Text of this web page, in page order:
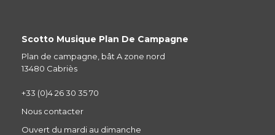
Scotto Musique Plan De Campagne
Plan de campagne, bât A zone nord
13480 Cabriès
+33 (0)4 26 30 35 70
Nous contacter
Ouvert du mardi au dimanche